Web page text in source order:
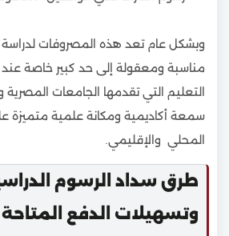
وبشكل عام تعد هذه المصروفات لدراسة
مناسبة ومعقولة إلى حد كبير خاصة عند
التعليم التي تقدمها الجامعات
سمعة أكاديمية ومكانة علمية متميزة
المحلي والإقليمي.
طرق سداد الرسوم
وتسهيلات الدفع المتاحة